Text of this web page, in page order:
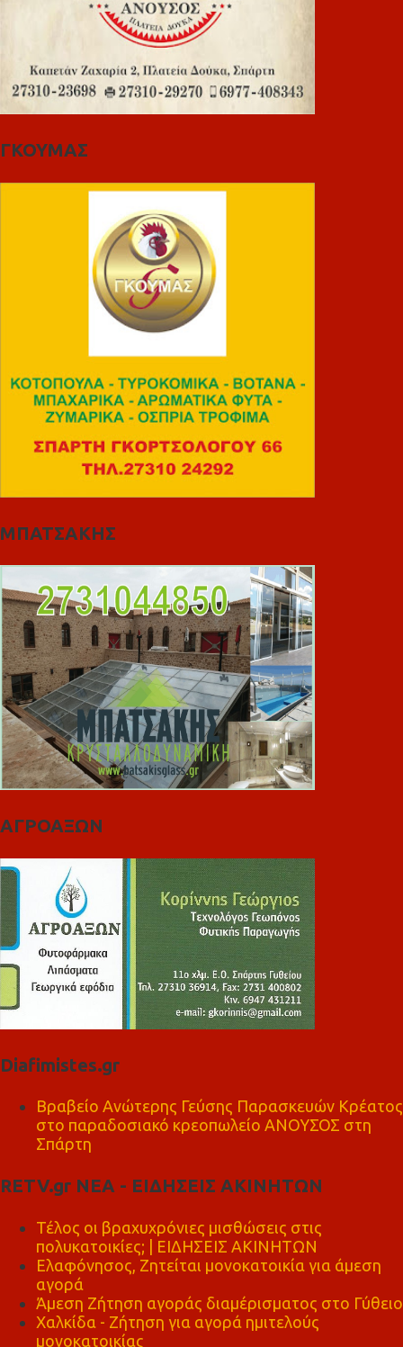
ΓΚΟΥΜΑΣ
ΜΠΑΤΣΑΚΗΣ
ΑΓΡΟΑΞΩΝ
Diafimistes.gr
Βραβείο Ανώτερης Γεύσης Παρασκευών Κρέατος
στο παραδοσιακό κρεοπωλείο ΑΝΟΥΣΟΣ στη
Σπάρτη
RETV.gr ΝΕΑ - ΕΙΔΗΣΕΙΣ ΑΚΙΝΗΤΩΝ
Τέλος οι βραχυχρόνιες μισθώσεις στις
πολυκατοικίες; | ΕΙΔΗΣΕΙΣ ΑΚΙΝΗΤΩΝ
Ελαφόνησος, Ζητείται μονοκατοικία για άμεση
αγορά
Άμεση Ζήτηση αγοράς διαμέρισματος στο Γύθειο
Χαλκίδα - Ζήτηση για αγορά ημιτελούς
μονοκατοικίας